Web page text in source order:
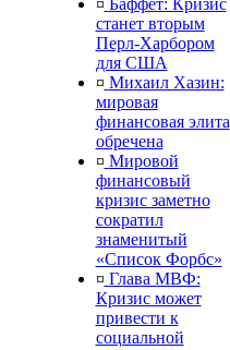
¤ Баффет: Кризис
станет вторым
Перл-Харбором
для США
¤ Михаил Хазин:
мировая
финансовая элита
обречена
¤ Мировой
финансовый
кризис заметно
сократил
знаменитый
«Список Форбс»
¤ Глава МВФ:
Кризис может
привести к
социальной